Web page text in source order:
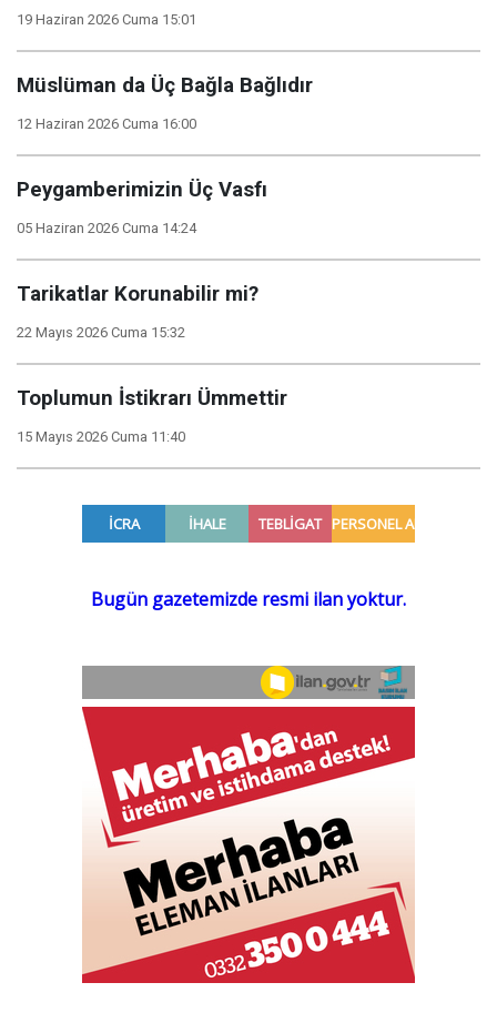
19 Haziran 2026 Cuma 15:01
Müslüman da Üç Bağla Bağlıdır
12 Haziran 2026 Cuma 16:00
Peygamberimizin Üç Vasfı
05 Haziran 2026 Cuma 14:24
Tarikatlar Korunabilir mi?
22 Mayıs 2026 Cuma 15:32
Toplumun İstikrarı Ümmettir
15 Mayıs 2026 Cuma 11:40